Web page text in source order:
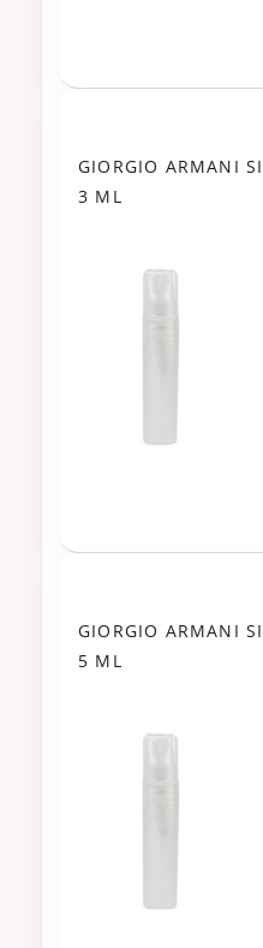
GIORGIO ARMANI
3 ML
GIORGIO ARMANI
5 ML